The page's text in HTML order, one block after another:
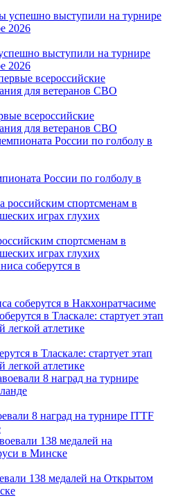
выступили на турнире
2026
всероссийские
для ветеранов СВО
России по голболу в
спортсменам в
играх глухих
соберутся в Накхонратчасиме
в Тласкале: стартует этап
легкой атлетике
8 наград на турнире ITTF
138 медалей на Открытом